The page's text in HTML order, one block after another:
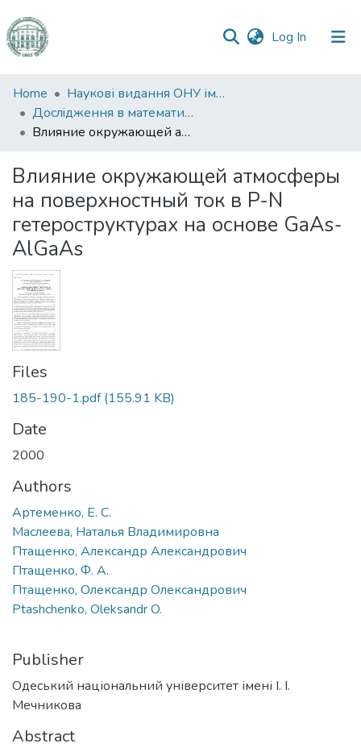
Log In (current)
Communities
&
Collections
Statistics
Home
Наукові видання ОНУ імені І. І. Мечникова
Дослiдження в математицi i механiцi
Влияние окружающей атмосферы на поверхностный ток в P-N гетероструктурах на основе GaAs-AlGaAs
Влияние окружающей атмосферы
на поверхностный ток в P-N
гетероструктурах на основе GaAs-
AlGaAs
Files
185-190-1.pdf(155.91 KB)
Date
2000
Authors
Артеменко, Е. С.
Маслеева, Наталья Владимировна
Птащенко, Александр Александрович
Птащенко, Ф. А.
Птащенко, Олександр Олександрович
Ptashchenko, Oleksandr O.
Publisher
Одеський національний університет імені І. І.
Мечникова
Abstract